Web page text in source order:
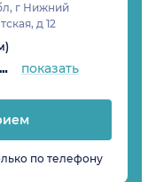
г Нижний
д 12
+7 (831) 231-05-91 показать
по телефону